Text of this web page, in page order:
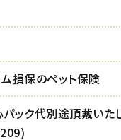
損保のペット保険
ック代別途頂戴いた